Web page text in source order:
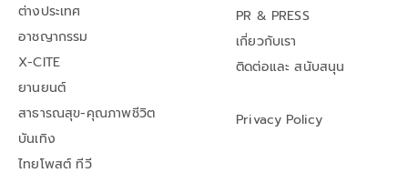
ต่างประเทศ
อาชญากรรม
X-CITE
ยานยนต์
สาธารณสุข-คุณภาพชีวิต
บันเทิง
ไทยโพสต์ ทีวี
PR & PRESS
เกี่ยวกับเรา
ติดต่อและ สนับสนุน
Privacy Policy